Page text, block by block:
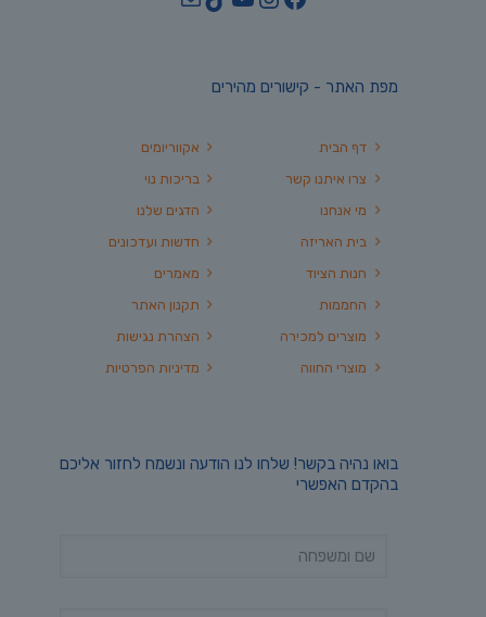
מפת האתר - קישורים מהירים
אקווריומים
בריכות נוי
הדגים שלנו
חדשות ועדכונים
מאמרים
תקנון האתר
הצהרת נגישות
מדיניות הפרטיות
דף הבית
צרו איתנו קשר
מי אנחנו
בית האריזה
חנות הציוד
החממות
מוצרים למכירה
מוצרי החווה
בואו נהיה בקשר! שלחו לנו הודעה ונשמח לחזור אליכם
בהקדם האפשרי